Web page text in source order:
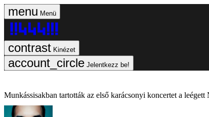
Menü
Kinézet
Jelentkezz be!
Munkássisakban tartották az első karácsonyi koncertet a leégett